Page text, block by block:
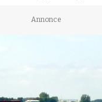
Annonce